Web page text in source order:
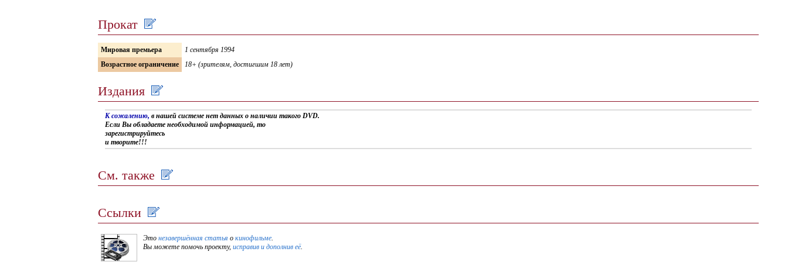
Прокат
Мировая премьера
1 сентября 1994
Возрастное ограничение
18+ (зрителям, достигшим 18 лет)
Издания
К сожалению, в нашей системе нет данных о наличии такого DVD.
Если Вы обладаете необходимой информацией, то
зарегистрируйтесь
и творите!!!
См. также
Ссылки
Это незавершённая статья о кинофильме.
Вы можете помочь проекту, исправив и дополнив её.